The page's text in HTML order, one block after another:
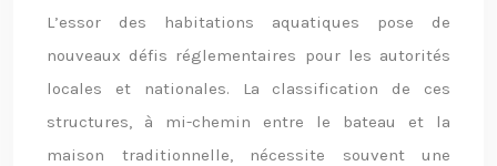
L’essor des habitations aquatiques pose de
nouveaux défis réglementaires pour les autorités
locales et nationales. La classification de ces
structures, à mi-chemin entre le bateau et la
maison traditionnelle, nécessite souvent une